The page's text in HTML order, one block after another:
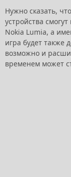
Нужно сказать, что
устройства
Nokia Lumia, а
игра будет также
возможно и
временем может